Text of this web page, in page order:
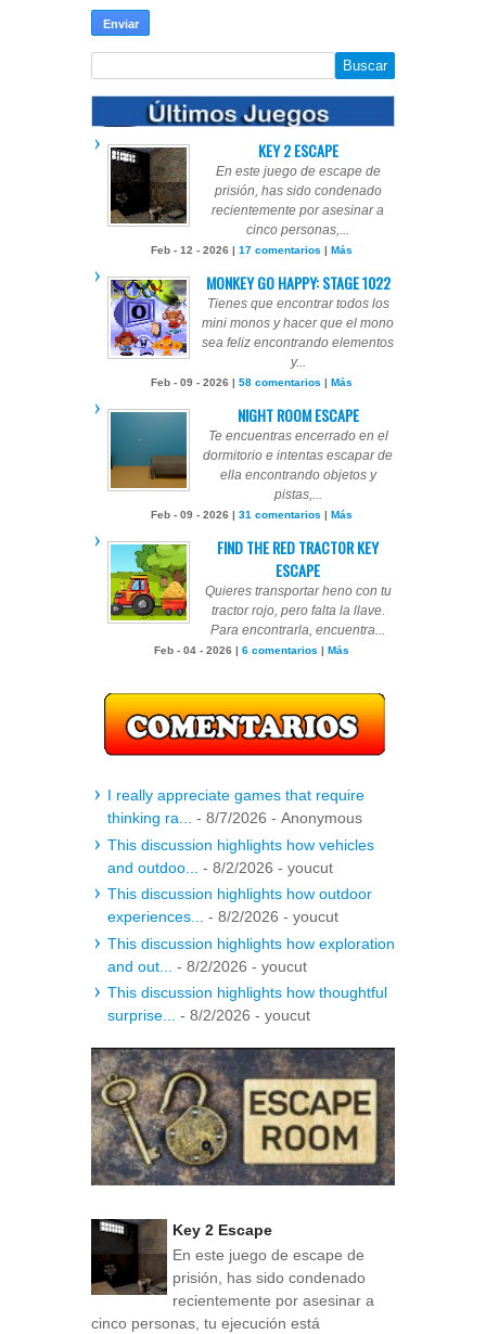
KEY 2 ESCAPE
En este juego de escape de
prisión, has sido condenado
recientemente por asesinar a
cinco personas,...
Feb - 12 - 2026 | 17 comentarios | Más
MONKEY GO HAPPY: STAGE 1022
Tienes que encontrar todos los
mini monos y hacer que el mono
sea feliz encontrando elementos
y...
Feb - 09 - 2026 | 58 comentarios | Más
NIGHT ROOM ESCAPE
Te encuentras encerrado en el
dormitorio e intentas escapar de
ella encontrando objetos y
pistas,...
Feb - 09 - 2026 | 31 comentarios | Más
FIND THE RED TRACTOR KEY
ESCAPE
Quieres transportar heno con tu
tractor rojo, pero falta la llave.
Para encontrarla, encuentra...
Feb - 04 - 2026 | 6 comentarios | Más
I really appreciate games that require
thinking ra...
- 8/7/2026 - Anonymous
This discussion highlights how vehicles
and outdoo...
- 8/2/2026 - youcut
This discussion highlights how outdoor
experiences...
- 8/2/2026 - youcut
This discussion highlights how exploration
and out...
- 8/2/2026 - youcut
This discussion highlights how thoughtful
surprise...
- 8/2/2026 - youcut
Key 2 Escape
En este juego de escape de
prisión, has sido condenado
recientemente por asesinar a
cinco personas, tu ejecución está